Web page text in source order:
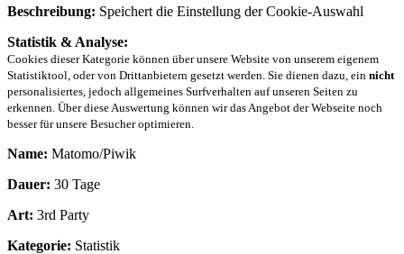
Beschreibung: Speichert die Einstellung der Cookie-Auswahl
Statistik & Analyse:
Cookies dieser Kategorie können über unsere Website von unserem eigenem
Statistiktool, oder von Drittanbietern gesetzt werden. Sie dienen dazu, ein nicht
personalisiertes, jedoch allgemeines Surfverhalten auf unseren Seiten zu
erkennen. Über diese Auswertung können wir das Angebot der Webseite noch
besser für unsere Besucher optimieren.
Name: Matomo/Piwik
Dauer: 30 Tage
Art: 3rd Party
Kategorie: Statistik